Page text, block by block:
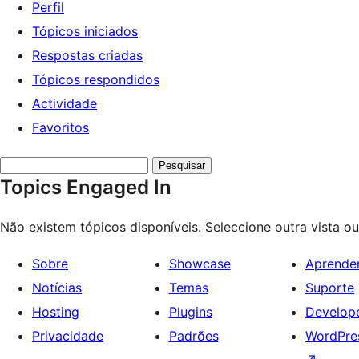
Perfil
Tópicos iniciados
Respostas criadas
Tópicos respondidos
Actividade
Favoritos
topics:
Topics Engaged In
Não existem tópicos disponíveis. Seleccione outra vista
Sobre
Notícias
Hosting
Privacidade
Showcase
Temas
Plugins
Padrões
Suporte